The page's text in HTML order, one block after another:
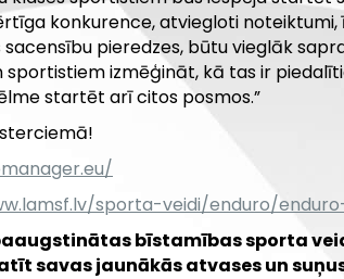
konkurence, atviegloti
pieredzes, būtu vieglāk
izmēģināt, kā tas ir
startēt arī citos posmos.”
sporta-veidi/enduro/
bīstamības sporta
savas jaunākās atvases un